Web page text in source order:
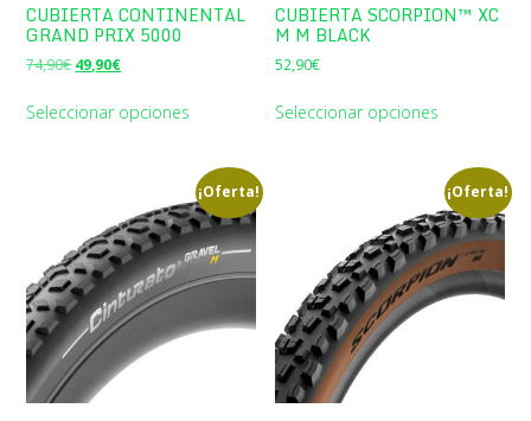
CUBIERTA CONTINENTAL
GRAND PRIX 5000
74,90€ El
original
49,90€El
actual
es:
Seleccionar opciones
CUBIERTA SCORPION™ XC
M M BLACK
52,90€
Seleccionar opciones
¡Oferta! ¡Oferta!